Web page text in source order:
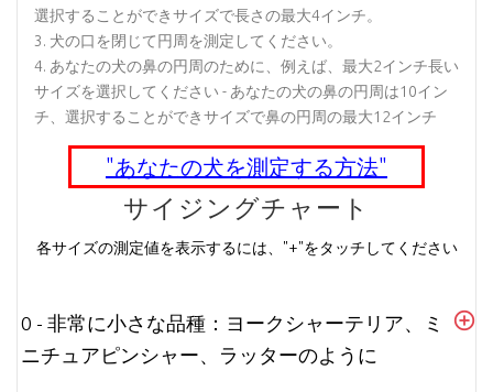
選択することができサイズで長さの最大4インチ。
犬の口を閉じて円周を測定してください。
あなたの犬の鼻の円周のために、例えば、最大2インチ長い
サイズを選択してください - あなたの犬の鼻の円周は10イン
チ、選択することができサイズで鼻の円周の最大12インチ
"あなたの犬を測定する方法"
サイジングチャート
各サイズの測定値を表示するには、"+"をタッチしてください
0 - 非常に小さな品種：ヨークシャーテリア、ミ
ニチュアピンシャー、ラッターのように